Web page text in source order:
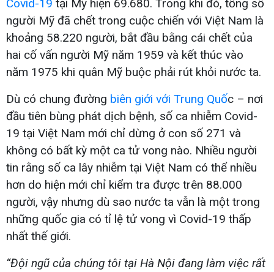
Covid-19 tại Mỹ hiện 69.680. Trong khi đó, tổng số
người Mỹ đã chết trong cuộc chiến với Việt Nam là
khoảng 58.220 người, bắt đầu bằng cái chết của
hai cố vấn người Mỹ năm 1959 và kết thúc vào
năm 1975 khi quân Mỹ buộc phải rút khỏi nước ta.
Dù có chung đường biên giới với Trung Quốc – nơi
đầu tiên bùng phát dịch bệnh, số ca nhiễm Covid-
19 tại Việt Nam mới chỉ dừng ở con số 271 và
không có bất kỳ một ca tử vong nào. Nhiều người
tin rằng số ca lây nhiễm tại Việt Nam có thể nhiều
hơn do hiện mới chỉ kiểm tra được trên 88.000
người, vậy nhưng dù sao nước ta vẫn là một trong
những quốc gia có tỉ lệ tử vong vì Covid-19 thấp
nhất thế giới.
“Đội ngũ của chúng tôi tại Hà Nội đang làm việc rất